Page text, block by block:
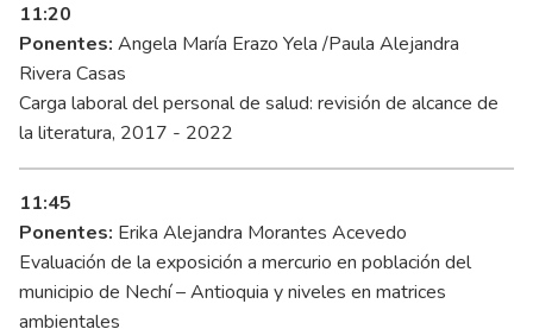
11:20
Ponentes: Angela María Erazo Yela /Paula Alejandra
Rivera Casas
Carga laboral del personal de salud: revisión de alcance de
la literatura, 2017 - 2022
11:45
Ponentes: Erika Alejandra Morantes Acevedo
Evaluación de la exposición a mercurio en población del
municipio de Nechí – Antioquia y niveles en matrices
ambientales